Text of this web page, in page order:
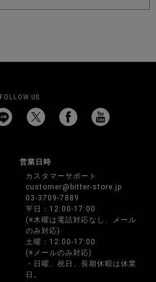
FOLLOW US
営業日時
カスタマーサポート
customer@bitter-store.jp
03-3709-7889
平日：12:00-17:00
(※木曜は電話対応なし、メール
のみ対応)
土曜：12:00-17:00
(※メールのみ対応)
・日曜、祝日、長期休暇は休業
日。